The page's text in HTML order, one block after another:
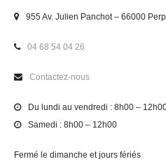
955 Av. Julien Panchot – 66000
04 68 54 04 26
Contactez-nous
Du lundi au vendredi : 8h00 –
Samedi : 8h00 – 12h00
Fermé le dimanche et jours fériés